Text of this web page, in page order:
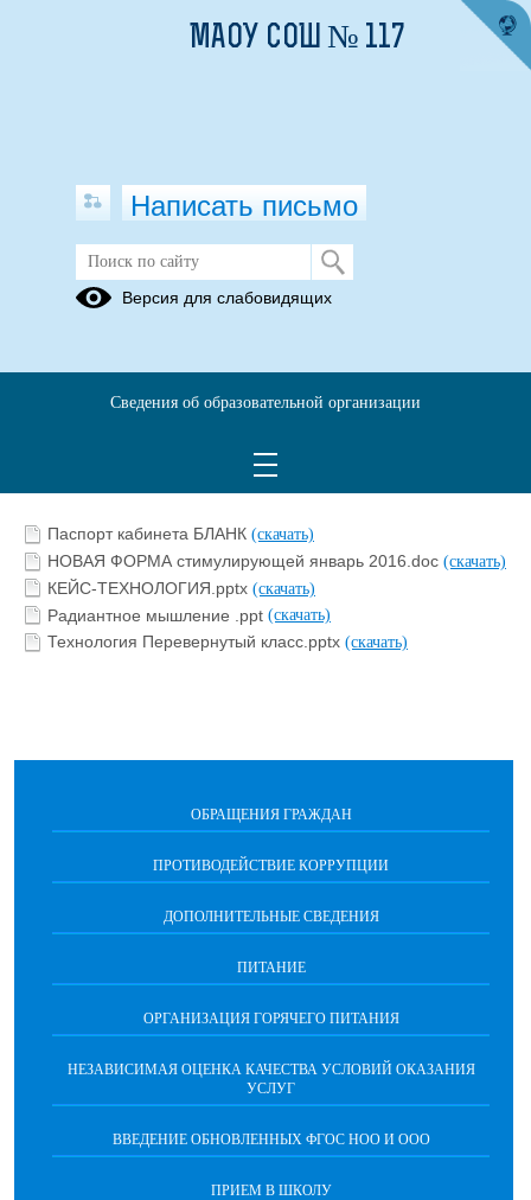
Разработки МС
Паспорт кабинета БЛАНК (скачать)
НОВАЯ ФОРМА стимулирующей январь 2016.doc (скачать)
КЕЙС-ТЕХНОЛОГИЯ.pptx (скачать)
Радиантное мышление .ppt (скачать)
Технология Перевернутый класс.pptx (скачать)
ОБРАЩЕНИЯ ГРАЖДАН
ПРОТИВОДЕЙСТВИЕ КОРРУПЦИИ
ДОПОЛНИТЕЛЬНЫЕ СВЕДЕНИЯ
ПИТАНИЕ
ОРГАНИЗАЦИЯ ГОРЯЧЕГО ПИТАНИЯ
НЕЗАВИСИМАЯ ОЦЕНКА КАЧЕСТВА УСЛОВИЙ ОКАЗАНИЯ
УСЛУГ
ВВЕДЕНИЕ ОБНОВЛЕННЫХ ФГОС НОО И ООО
ПРИЕМ В ШКОЛУ
МАОУ СОШ № 117
Написать письмо
Версия для слабовидящих
Сведения об образовательной организации